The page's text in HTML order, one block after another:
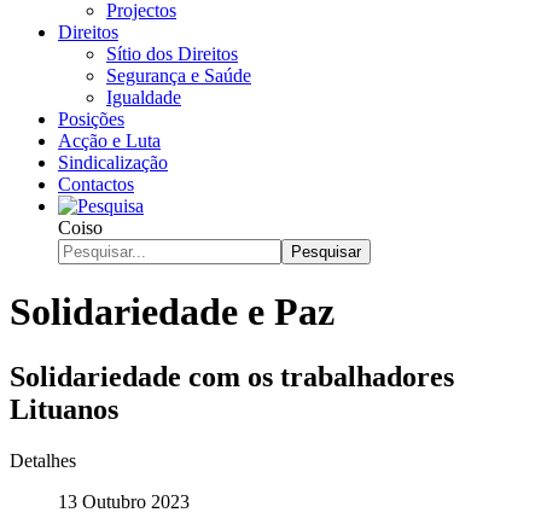
Projectos
Direitos
Sítio dos Direitos
Segurança e Saúde
Igualdade
Posições
Acção e Luta
Sindicalização
Contactos
Coiso
Pesquisar
Solidariedade e Paz
Solidariedade com os trabalhadores
Lituanos
Detalhes
13 Outubro 2023